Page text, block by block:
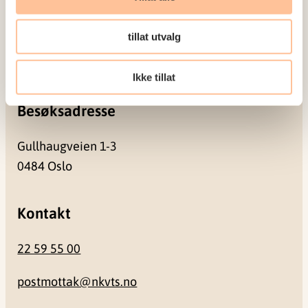
tillat utvalg
Ikke tillat
0409 Oslo
Besøksadresse
Gullhaugveien 1-3
0484 Oslo
Kontakt
22 59 55 00
postmottak@nkvts.no